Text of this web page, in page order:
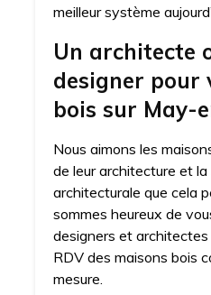
meilleur système
Un architecte
designer pour
bois sur May-
Nous aimons les
de leur architecture et la
architecturale que cela
sommes heureux de
designers et
RDV des maisons bois
mesure.